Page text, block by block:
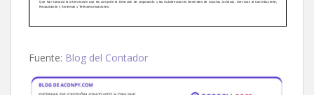
Fuente: Blog del Contador